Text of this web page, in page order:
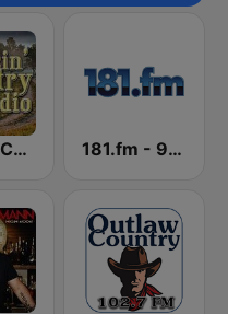
Cruisin' Country Radio 181.fm - 90's Country